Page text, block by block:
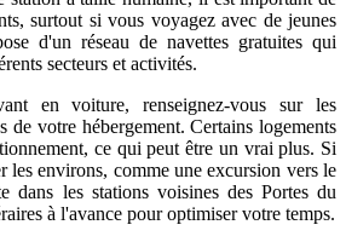
surtout si vous voyagez avec de jeunes
d'un réseau de navettes gratuites qui
secteurs et activités.
en voiture, renseignez-vous sur les
de votre hébergement. Certains logements
ce qui peut être un vrai plus. Si
les environs, comme une excursion vers le
dans les stations voisines des Portes du
à l'avance pour optimiser votre temps.